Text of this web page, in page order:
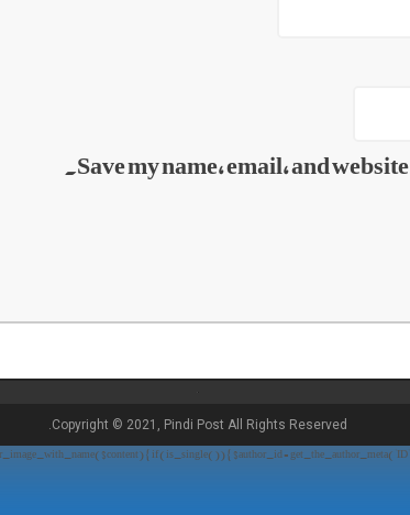
Save my name, email, and
Copyright © 2021, Pindi Post All Rights Reserved.